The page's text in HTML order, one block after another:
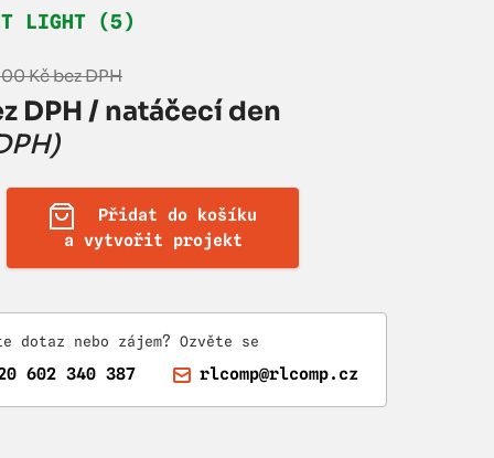
LIGHT (5)
Kč bez DPH
DPH / natáčecí den
Přidat do košíku
a vytvořit projekt
dotaz nebo zájem? Ozvěte se
602 340 387 rlcomp@rlcomp.cz